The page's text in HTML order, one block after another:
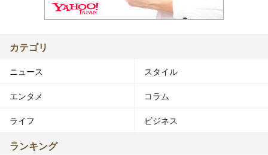
カテゴリ
ニュース スタイル
エンタメ コラム
ライフ ビジネス
ランキング